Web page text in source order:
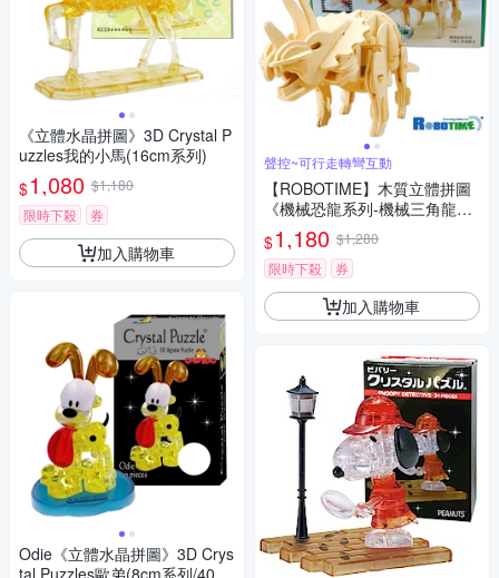
《立體水晶拼圖》3D Crystal P
uzzles我的小馬(16cm系列)
$1,080 $1,180
限時下殺
券
加入購物車
Odie《立體水晶拼圖》3D Crys
聲控~可行走轉彎互動
【ROBOTIME】木質立體拼圖
《機械恐龍系列-機械三角龍》
科技版
$1,180 $1,280
限時下殺
券
加入購物車